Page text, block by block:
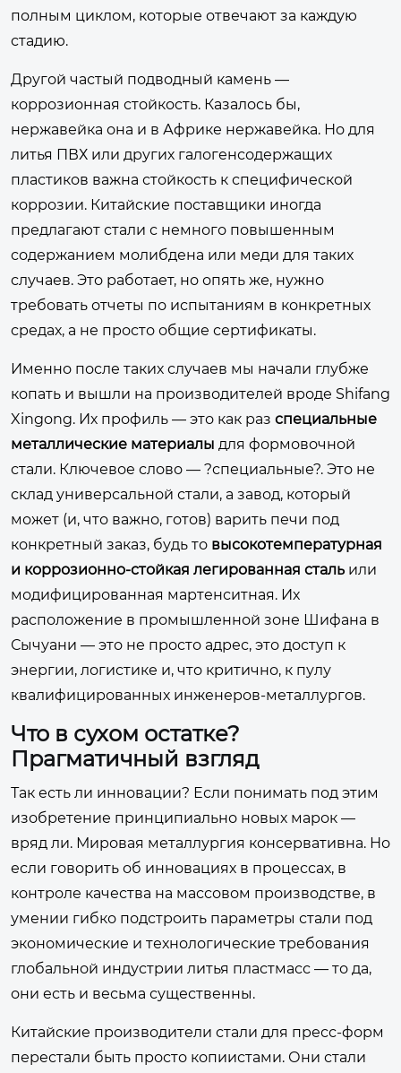
полным циклом, которые отвечают за каждую
стадию.
Другой частый подводный камень —
коррозионная стойкость. Казалось бы,
нержавейка она и в Африке нержавейка. Но для
литья ПВХ или других галогенсодержащих
пластиков важна стойкость к специфической
коррозии. Китайские поставщики иногда
предлагают стали с немного повышенным
содержанием молибдена или меди для таких
случаев. Это работает, но опять же, нужно
требовать отчеты по испытаниям в конкретных
средах, а не просто общие сертификаты.
Именно после таких случаев мы начали глубже
копать и вышли на производителей вроде Shifang
Xingong. Их профиль — это как раз специальные
металлические материалы для формовочной
стали. Ключевое слово — ?специальные?. Это не
склад универсальной стали, а завод, который
может (и, что важно, готов) варить печи под
конкретный заказ, будь то высокотемпературная
и коррозионно-стойкая легированная сталь или
модифицированная мартенситная. Их
расположение в промышленной зоне Шифана в
Сычуани — это не просто адрес, это доступ к
энергии, логистике и, что критично, к пулу
квалифицированных инженеров-металлургов.
Что в сухом остатке?
Прагматичный взгляд
Так есть ли инновации? Если понимать под этим
изобретение принципиально новых марок —
вряд ли. Мировая металлургия консервативна. Но
если говорить об инновациях в процессах, в
контроле качества на массовом производстве, в
умении гибко подстроить параметры стали под
экономические и технологические требования
глобальной индустрии литья пластмасс — то да,
они есть и весьма существенны.
Китайские производители стали для пресс-форм
перестали быть просто копиистами. Они стали